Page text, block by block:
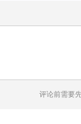
评论前需要